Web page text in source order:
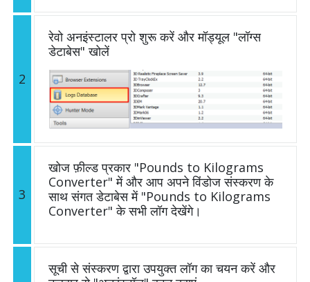
2
रेवो अनइंस्टालर प्रो शुरू करें और मॉड्यूल "लॉग्स
डेटाबेस" खोलें
3
खोज फ़ील्ड प्रकार "Pounds to Kilograms
Converter" में और आप अपने विंडोज संस्करण के
साथ संगत डेटाबेस में "Pounds to Kilograms
Converter" के सभी लॉग देखेंगे।
सूची से संस्करण द्वारा उपयुक्त लॉग का चयन करें और